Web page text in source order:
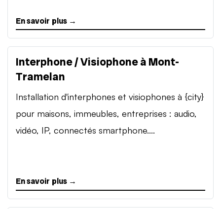
En savoir plus →
Interphone / Visiophone à Mont-
Tramelan
Installation d'interphones et visiophones à {city}
pour maisons, immeubles, entreprises : audio,
vidéo, IP, connectés smartphone....
En savoir plus →